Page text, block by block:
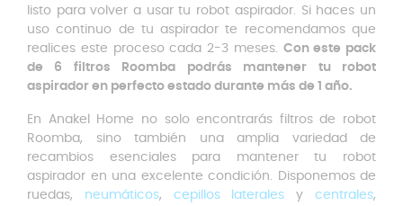
listo para volver a usar tu robot aspirador. Si haces un
uso continuo de tu aspirador te recomendamos que
realices este proceso cada 2-3 meses. Con este pack
de 6 filtros Roomba podrás mantener tu robot
aspirador en perfecto estado durante más de 1 año.
En Anakel Home no solo encontrarás filtros de robot
Roomba, sino también una amplia variedad de
recambios esenciales para mantener tu robot
aspirador en una excelente condición. Disponemos de
ruedas, neumáticos, cepillos laterales ycentrales,